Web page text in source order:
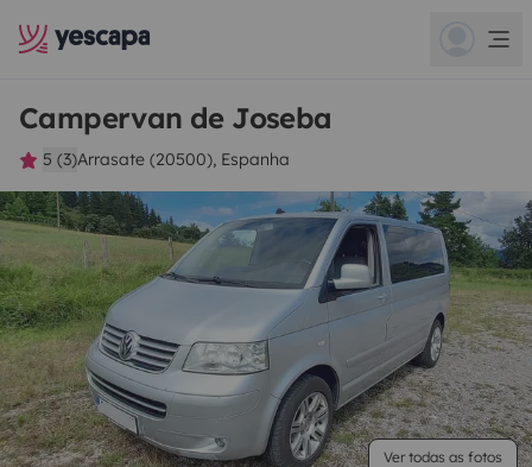
Campervan de Joseba
5 (3)Arrasate (20500), Espanha
Ver todas as fotos